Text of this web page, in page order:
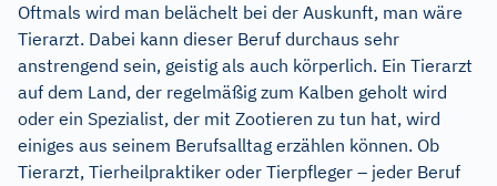
Oftmals wird man belächelt bei der Auskunft, man wäre
Tierarzt. Dabei kann dieser Beruf durchaus sehr
anstrengend sein, geistig als auch körperlich. Ein Tierarzt
auf dem Land, der regelmäßig zum Kalben geholt wird
oder ein Spezialist, der mit Zootieren zu tun hat, wird
einiges aus seinem Berufsalltag erzählen können. Ob
Tierarzt, Tierheilpraktiker oder Tierpfleger – jeder Beruf